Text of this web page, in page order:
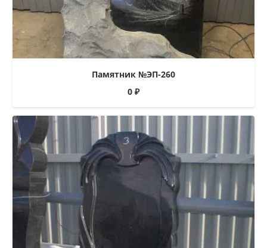
Памятник №ЭП-260
0 ₽